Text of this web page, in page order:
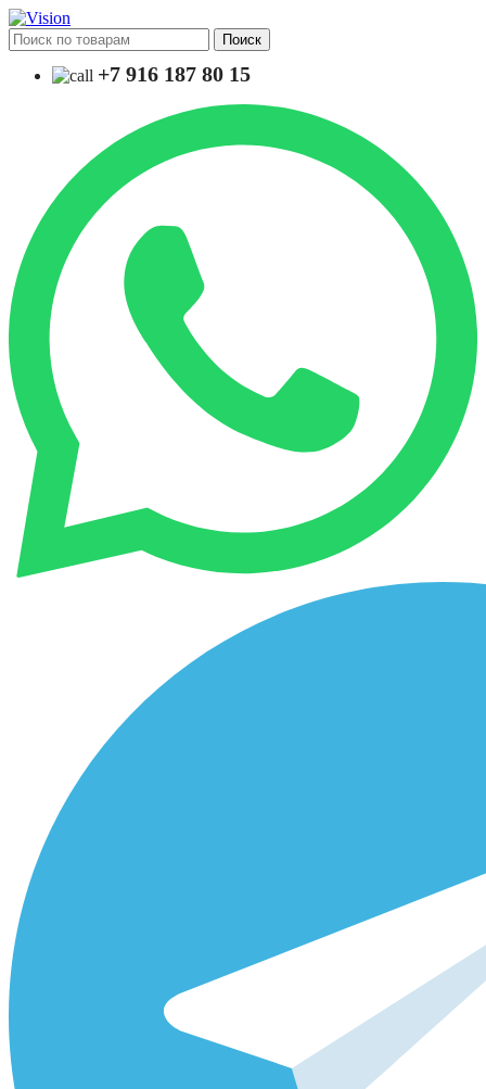
Поиск
+7 916 187 80 15